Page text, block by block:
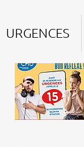
URGENCES